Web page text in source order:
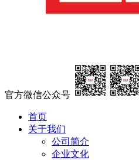
官方微信公众号
首页
关于我们
公司简介
企业文化